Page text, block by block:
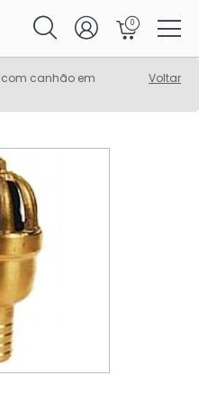
0
canhão em
Voltar